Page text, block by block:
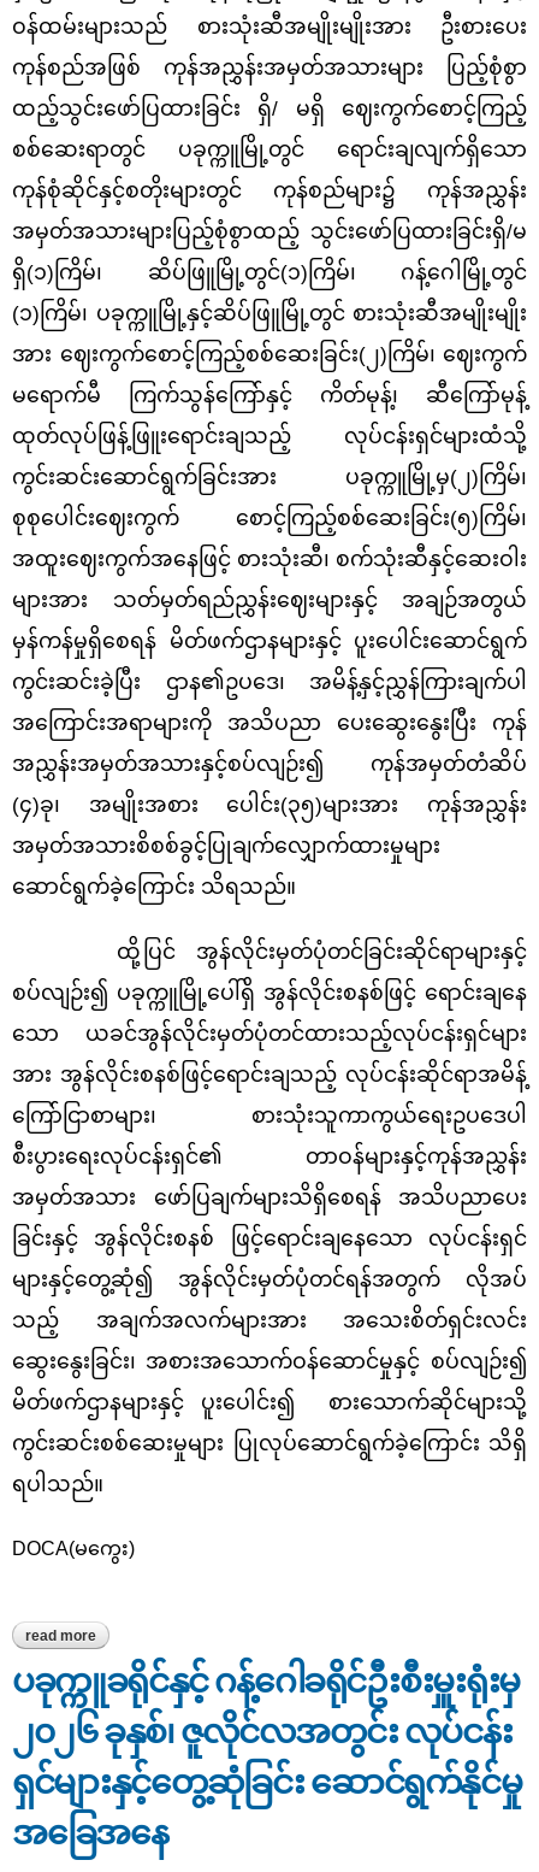
ဝန်ထမ်းများသည် စားသုံးဆီအမျိုးမျိုးအား ဦးစားပေး
ကုန်စည်အဖြစ် ကုန်အညွှန်းအမှတ်အသားများ ပြည့်စုံစွာ
ထည့်သွင်းဖော်ပြထားခြင်း ရှိ/ မရှိ ဈေးကွက်စောင့်ကြည့်
စစ်ဆေးရာတွင် ပခုက္ကူမြို့တွင် ရောင်းချလျက်ရှိသော
ကုန်စုံဆိုင်နှင့်စတိုးများတွင် ကုန်စည်များ၌ ကုန်အညွှန်း
အမှတ်အသားများပြည့်စုံစွာထည့် သွင်းဖော်ပြထားခြင်းရှိ/မ
ရှိ(၁)ကြိမ်၊ ဆိပ်ဖြူမြို့တွင်(၁)ကြိမ်၊ ဂန့်ဂေါမြို့တွင်
(၁)ကြိမ်၊ ပခုက္ကူမြို့နှင့်ဆိပ်ဖြူမြို့တွင် စားသုံးဆီအမျိုးမျိုး
အား ဈေးကွက်စောင့်ကြည့်စစ်ဆေးခြင်း(၂)ကြိမ်၊ ဈေးကွက်
မရောက်မီ ကြက်သွန်ကြော်နှင့် ကိတ်မုန့်၊ ဆီကြော်မုန့်
ထုတ်လုပ်ဖြန့်ဖြူးရောင်းချသည့် လုပ်ငန်းရှင်များထံသို့
ကွင်းဆင်းဆောင်ရွက်ခြင်းအား ပခုက္ကူမြို့မှ(၂)ကြိမ်၊
စုစုပေါင်းဈေးကွက် စောင့်ကြည့်စစ်ဆေးခြင်း(၅)ကြိမ်၊
အထူးဈေးကွက်အနေဖြင့် စားသုံးဆီ၊ စက်သုံးဆီနှင့်ဆေးဝါး
များအား သတ်မှတ်ရည်ညွှန်းဈေးများနှင့် အချဉ်အတွယ်
မှန်ကန်မှုရှိစေရန် မိတ်ဖက်ဌာနများနှင့် ပူးပေါင်းဆောင်ရွက်
ကွင်းဆင်းခဲ့ပြီး ဌာန၏ဥပဒေ၊ အမိန့်နှင့်ညွှန်ကြားချက်ပါ
အကြောင်းအရာများကို အသိပညာ ပေးဆွေးနွေးပြီး ကုန်
အညွှန်းအမှတ်အသားနှင့်စပ်လျဉ်း၍ ကုန်အမှတ်တံဆိပ်
(၄)ခု၊ အမျိုးအစား ပေါင်း(၃၅)များအား ကုန်အညွှန်း
အမှတ်အသားစိစစ်ခွင့်ပြုချက်လျှောက်ထားမှုများ
ဆောင်ရွက်ခဲ့ကြောင်း သိရသည်။
ထို့ပြင် အွန်လိုင်းမှတ်ပုံတင်ခြင်းဆိုင်ရာများနှင့်
စပ်လျဉ်း၍ ပခုက္ကူမြို့ပေါ်ရှိ အွန်လိုင်းစနစ်ဖြင့် ရောင်းချနေ
သော ယခင်အွန်လိုင်းမှတ်ပုံတင်ထားသည့်လုပ်ငန်းရှင်များ
အား အွန်လိုင်းစနစ်ဖြင့်ရောင်းချသည့် လုပ်ငန်းဆိုင်ရာအမိန့်
ကြော်ငြာစာများ၊ စားသုံးသူကာကွယ်ရေးဥပဒေပါ
စီးပွားရေးလုပ်ငန်းရှင်၏ တာဝန်များနှင့်ကုန်အညွှန်း
အမှတ်အသား ဖော်ပြချက်များသိရှိစေရန် အသိပညာပေး
ခြင်းနှင့် အွန်လိုင်းစနစ် ဖြင့်ရောင်းချနေသော လုပ်ငန်းရှင်
များနှင့်တွေ့ဆုံ၍ အွန်လိုင်းမှတ်ပုံတင်ရန်အတွက် လိုအပ်
သည့် အချက်အလက်များအား အသေးစိတ်ရှင်းလင်း
ဆွေးနွေးခြင်း၊ အစားအသောက်ဝန်ဆောင်မှုနှင့် စပ်လျဉ်း၍
မိတ်ဖက်ဌာနများနှင့် ပူးပေါင်း၍ စားသောက်ဆိုင်များသို့
ကွင်းဆင်းစစ်ဆေးမှုများ ပြုလုပ်ဆောင်ရွက်ခဲ့ကြောင်း သိရှိ
ရပါသည်။
DOCA(မကွေး)
read more about ၂၀၂၆ ခုနှစ်၊ ဇူလိုင်လအတွင်း ထုတ်ကုန်လုံခြုံစိတ်ချရမှုရှိစေရေး
ဈေးကွက်စောင့်ကြည့်စစ်ဆေးခြင်း ဆောင်ရွက်နိုင်မှုအခြေအနေ
ပခုက္ကူခရိုင်နှင့် ဂန့်ဂေါခရိုင်ဦးစီးမှူးရုံးမှ
၂၀၂၆ ခုနှစ်၊ ဇူလိုင်လအတွင်း လုပ်ငန်း
ရှင်များနှင့်တွေ့ဆုံခြင်း ဆောင်ရွက်နိုင်မှု
အခြေအနေ